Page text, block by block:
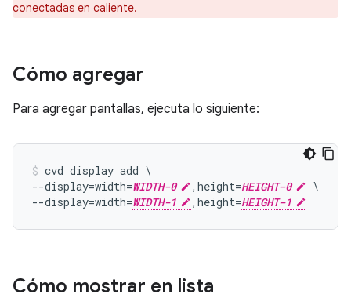
conectadas en caliente.
Cómo agregar
Para agregar pantallas, ejecuta lo siguiente:
cvd display add \
--display=width=WIDTH-0 ,height=HEIGHT-0
\
--display=width=WIDTH-1 ,height=HEIGHT-1
Cómo mostrar en lista